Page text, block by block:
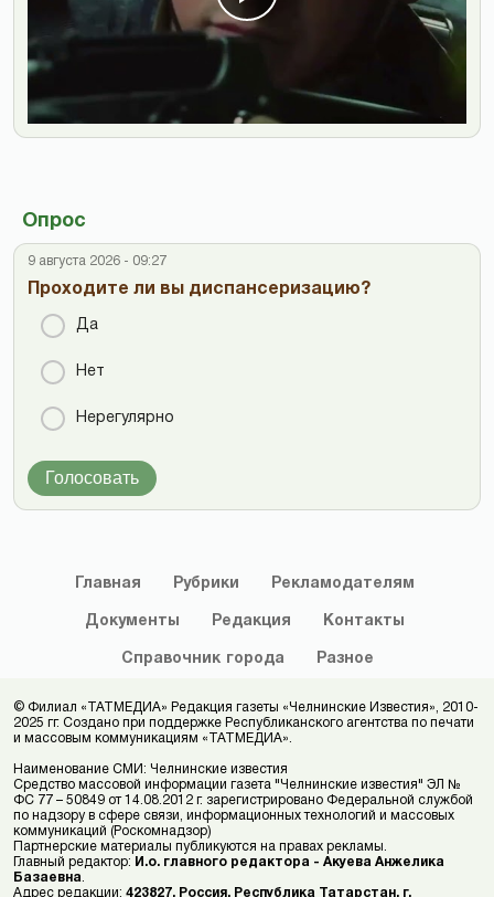
Опрос
9 августа 2026 - 09:27
Проходите ли вы диспансеризацию?
Да
Нет
Нерегулярно
Голосовать
Главная Рубрики Рекламодателям
Документы Редакция Контакты
Справочник города Разное
© Филиал «ТАТМЕДИА» Редакция газеты «Челнинские Известия», 2010-
2025 гг. Создано при поддержке Республиканского агентства по печати
и массовым коммуникациям «ТАТМЕДИА».
Наименование СМИ: Челнинские известия
Средство массовой информации газета "Челнинские известия" ЭЛ №
ФС 77 – 50849 от 14.08.2012 г. зарегистрировано Федеральной службой
по надзору в сфере связи, информационных технологий и массовых
коммуникаций (Роскомнадзор)
Партнерские материалы публикуются на правах рекламы.
Главный редактор: И.о. главного редактора - Акуева Анжелика
Базаевна
Адрес редакции: 423827, Россия, Республика Татарстан, г.